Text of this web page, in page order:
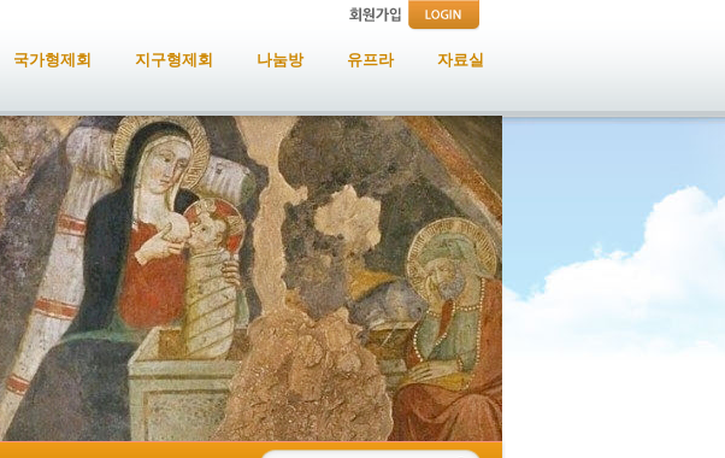
국가형제회 지구형제회 나눔방 유프라 자료실